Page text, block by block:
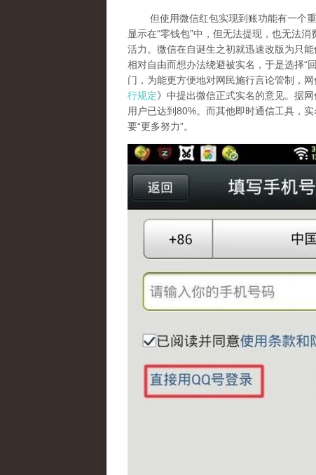
但使用微信红包实现到账功能有一个重
显示在“零钱包”中，但无法提现，也无法
活力。微信在自诞生之初就迅速改版为只
相对自由而想办法绕避被实名，于是选择“
门，为能更方便地对网民施行言论管制，
行规定》中提出微信正式实名的意见。据
用户已达到80%。而其他即时通信工具，
要“更多努力”。